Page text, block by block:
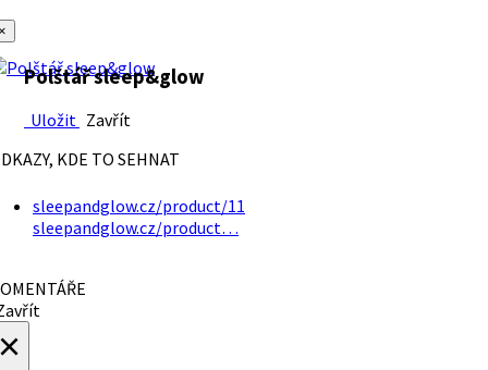
Polštář sleep&glow
Uložit Zavřít
KDE TO SEHNAT
sleepandglow.cz/product/11
sleepandglow.cz/product…